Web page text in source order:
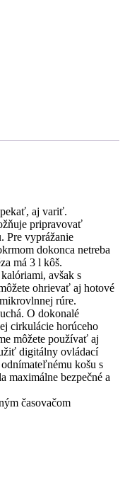
aj variť.
pripravovať
Pre vyprážanie
dokonca netreba
má 3 l kôš.
avšak s
ohrievať aj hotové
rúre.
O dokonalé
cirkulácie horúceho
môžete používať aj
digitálny ovládací
košu s
maximálne bezpečné a
časovačom